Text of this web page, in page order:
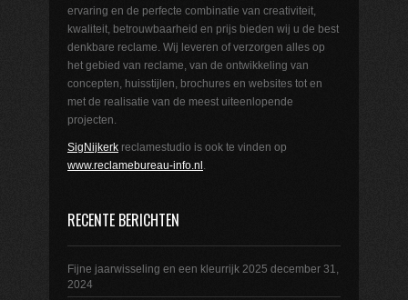
ervaring en de perfecte combinatie van creativiteit,
kwaliteit, betrouwbaarheid en prijs bieden wij u de best
denkbare reclame. Wij leveren of verzorgen alles op
het gebied van reclame, van de ontwikkeling van
concepten, huisstijlen, brochures en websites tot en
met de realisatie van de meest uiteenlopende
projecten.
SigNijkerk reclamestudio is ook te vinden op
www.reclamebureau-info.nl
RECENTE BERICHTEN
Fijne jaarwisseling en een kleurrijk 2025 december 31,
2024